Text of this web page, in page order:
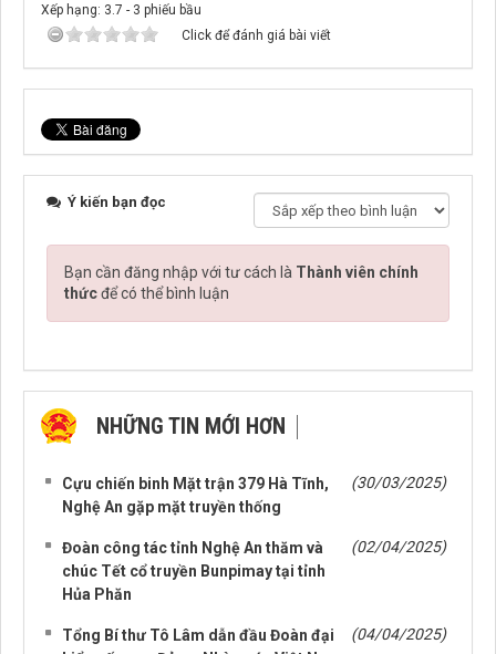
Xếp hạng: 3.7 - 3 phiếu bầu
Click để đánh giá bài viết
Ý kiến bạn đọc
Bạn cần đăng nhập với tư cách là Thành viên chính
thứcđể có thể bình luận
NHỮNG TIN MỚI HƠN
Cựu chiến binh Mặt trận 379 Hà Tĩnh,
Nghệ An gặp mặt truyền thống
(30/03/2025)
Đoàn công tác tỉnh Nghệ An thăm và
chúc Tết cổ truyền Bunpimay tại tỉnh
Hủa Phăn
(02/04/2025)
Tổng Bí thư Tô Lâm dẫn đầu Đoàn đại
(04/04/2025)